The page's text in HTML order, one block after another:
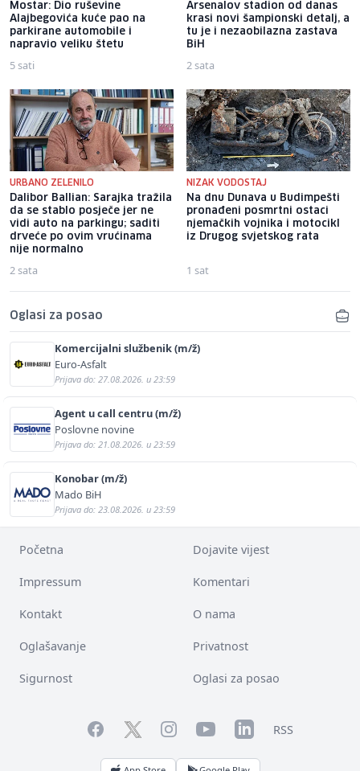
Mostar: Dio ruševine
Alajbegovića kuće pao na
parkirane automobile i
napravio veliku štetu
5 sati
Arsenalov stadion od danas
krasi novi šampionski detalj, a
tu je i nezaobilazna zastava
BiH
2 sata
URBANO ZELENILO
Dalibor Ballian: Sarajka tražila
da se stablo posječe jer ne
vidi auto na parkingu; saditi
drveće po ovim vrućinama
nije normalno
2 sata
NIZAK VODOSTAJ
Na dnu Dunava u Budimpešti
pronađeni posmrtni ostaci
njemačkih vojnika i motocikl
iz Drugog svjetskog rata
1 sat
Oglasi za posao
Komercijalni službenik (m/ž)
Euro-Asfalt
Prijava do: 27.08.2026. u 23:59
Agent u call centru (m/ž)
Poslovne novine
Prijava do: 21.08.2026. u 23:59
Konobar (m/ž)
Mado BiH
Prijava do: 23.08.2026. u 23:59
Početna Dojavite vijest
Impressum Komentari
Kontakt O nama
Oglašavanje Privatnost
Sigurnost Oglasi za posao
FacebookTwitterInstagramYouTubeLinkedInRSS